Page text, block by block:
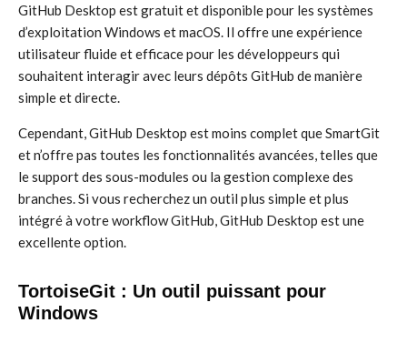
GitHub Desktop est gratuit et disponible pour les systèmes
d’exploitation Windows et macOS. Il offre une expérience
utilisateur fluide et efficace pour les développeurs qui
souhaitent interagir avec leurs dépôts GitHub de manière
simple et directe.
Cependant, GitHub Desktop est moins complet que SmartGit
et n’offre pas toutes les fonctionnalités avancées, telles que
le support des sous-modules ou la gestion complexe des
branches. Si vous recherchez un outil plus simple et plus
intégré à votre workflow GitHub, GitHub Desktop est une
excellente option.
TortoiseGit : Un outil puissant pour
Windows